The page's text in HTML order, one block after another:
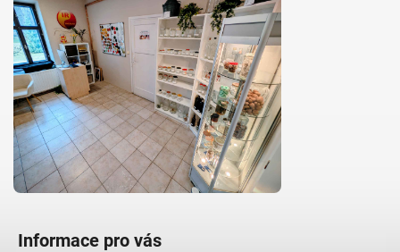
Informace pro vás